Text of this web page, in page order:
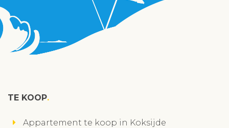
TE KOOP
Appartement te koop in Koksijde